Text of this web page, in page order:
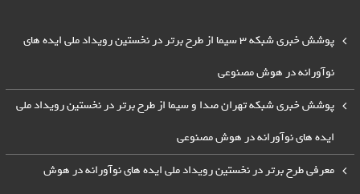
پوشش خبری شبکه 3 سیما از طرح برتر در نخستین رویداد ملی ایده های
نوآورانه در هوش مصنوعی
پوشش خبری شبکه تهران صدا و سیما از طرح برتر در نخستین رویداد ملی
ایده های نوآورانه در هوش مصنوعی
معرفی طرح برتر در نخستین رویداد ملی ایده های نوآورانه در هوش